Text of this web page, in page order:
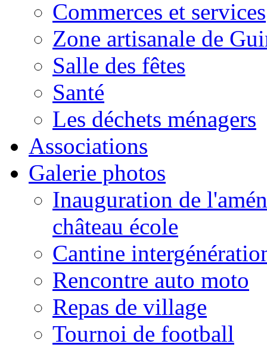
Commerces et services
Zone artisanale de
Salle des fêtes
Santé
Les déchets ménagers
Associations
Galerie photos
Inauguration de
château école
Cantine
Rencontre auto moto
Repas de village
Tournoi de football